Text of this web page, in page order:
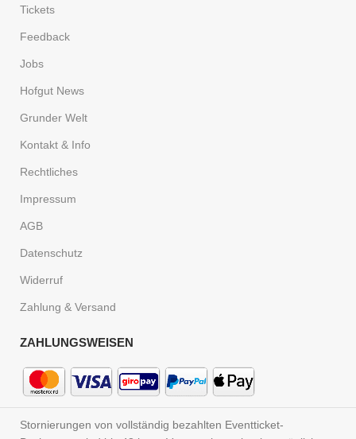
Tickets
Feedback
Jobs
Hofgut News
Grunder Welt
Kontakt & Info
Rechtliches
Impressum
AGB
Datenschutz
Widerruf
Zahlung & Versand
ZAHLUNGSWEISEN
Stornierungen von vollständig bezahlten Eventticket-